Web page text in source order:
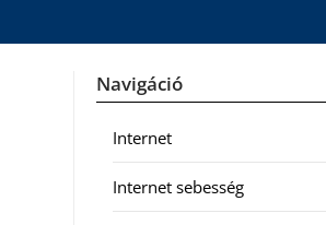
Navigáció
Internet
Internet sebesség